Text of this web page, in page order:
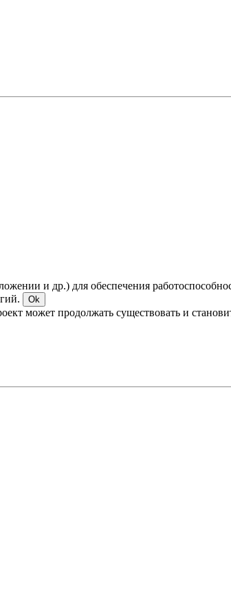
и др.) для обеспечения
Ok
может продолжать существовать и